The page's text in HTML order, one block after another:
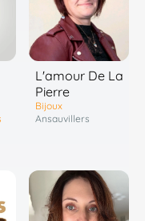
L'amour De La
Pierre
Bijoux
Ansauvillers